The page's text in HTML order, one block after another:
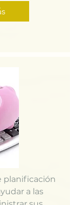
planificación
a las